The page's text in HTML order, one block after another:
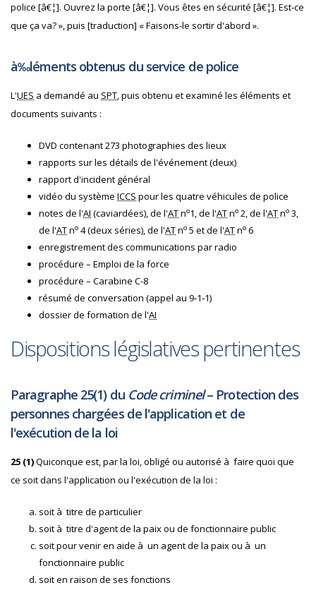
police [â€¦]. Ouvrez la porte [â€¦]. Vous êtes en sécurité [â€¦]. Est‐ce
que ça va? », puis [traduction] « Faisons‐le sortir d'abord ».
à‰léments obtenus du service de police
L'UES a demandé au SPT, puis obtenu et examiné les éléments et
documents suivants :
DVD contenant 273 photographies des lieux
rapports sur les détails de l'événement (deux)
rapport d'incident général
vidéo du système ICCS pour les quatre véhicules de police
notes de l'AI (caviardées), de l'ATno1, de l'ATno 2, de l'ATno 3,
de l'ATno 4 (deux séries), de l'ATno 5 et de l'ATno 6
enregistrement des communications par radio
procédure – Emploi de la force
procédure – Carabine C-8
résumé de conversation (appel au 9‐1‐1)
dossier de formation de l'AI
Dispositions législatives pertinentes
Paragraphe 25(1) du Code criminel– Protection des
personnes chargées de l'application et de
l'exécution de la loi
25 (1)Quiconque est, par la loi, obligé ou autorisé à faire quoi que
ce soit dans l'application ou l'exécution de la loi :
soit à titre de particulier
soit à titre d'agent de la paix ou de fonctionnaire public
soit pour venir en aide à un agent de la paix ou à un
fonctionnaire public
soit en raison de ses fonctions